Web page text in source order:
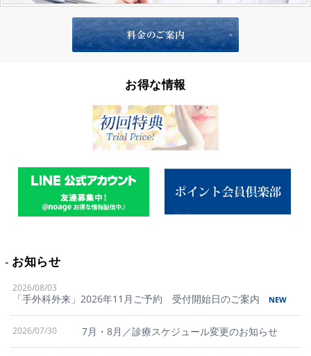
お得な情報
お知らせ
2026/08/03
「手外科外来」2026年11月ご予約 受付開始日のご案内 NEW
2026/07/30 7月・8月／診療スケジュール変更のお知らせ